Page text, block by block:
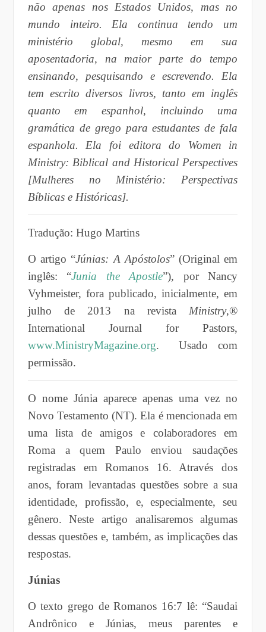
não apenas nos Estados Unidos, mas no
mundo inteiro. Ela continua tendo um
ministério global, mesmo em sua
aposentadoria, na maior parte do tempo
ensinando, pesquisando e escrevendo. Ela
tem escrito diversos livros, tanto em inglês
quanto em espanhol, incluindo uma
gramática de grego para estudantes de fala
espanhola. Ela foi editora do Women in
Ministry: Biblical and Historical Perspectives
[Mulheres no Ministério: Perspectivas
Bíblicas e Históricas].
Tradução: Hugo Martins
O artigo “Júnias: A Apóstolos” (Original em
inglês: “Junia the Apostle”), por Nancy
Vyhmeister, fora publicado, inicialmente, em
julho de 2013 na revista Ministry,®
International Journal for Pastors,
www.MinistryMagazine.org. Usado com
permissão.
O nome Júnia aparece apenas uma vez no
Novo Testamento (NT). Ela é mencionada em
uma lista de amigos e colaboradores em
Roma a quem Paulo enviou saudações
registradas em Romanos 16. Através dos
anos, foram levantadas questões sobre a sua
identidade, profissão, e, especialmente, seu
gênero. Neste artigo analisaremos algumas
dessas questões e, também, as implicações das
respostas.
Júnias
O texto grego de Romanos 16:7 lê: “Saudai
Andrônico e Júnias, meus parentes e